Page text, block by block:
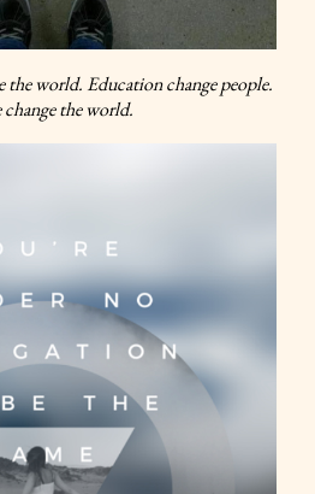
the world. Education change people.
change the world.